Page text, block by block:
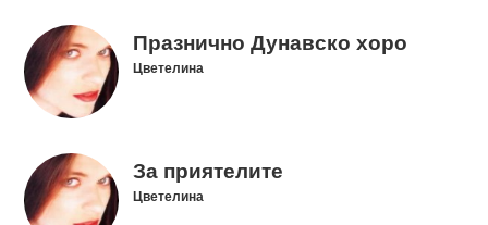
Празнично Дунавско хоро
Цветелина
За приятелите
Цветелина